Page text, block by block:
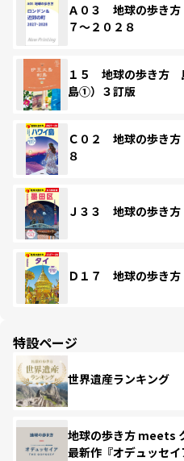
Ａ０３ 地球の歩き
７～２０２８
１５ 地球の歩き方
島①）３訂版
Ｃ０２ 地球の歩き
８
Ｊ３３ 地球の歩き
Ｄ１７ 地球の歩き
特設ページ
世界遺産ランキング
地球の歩き方 meets
最新作『オデュッセイ